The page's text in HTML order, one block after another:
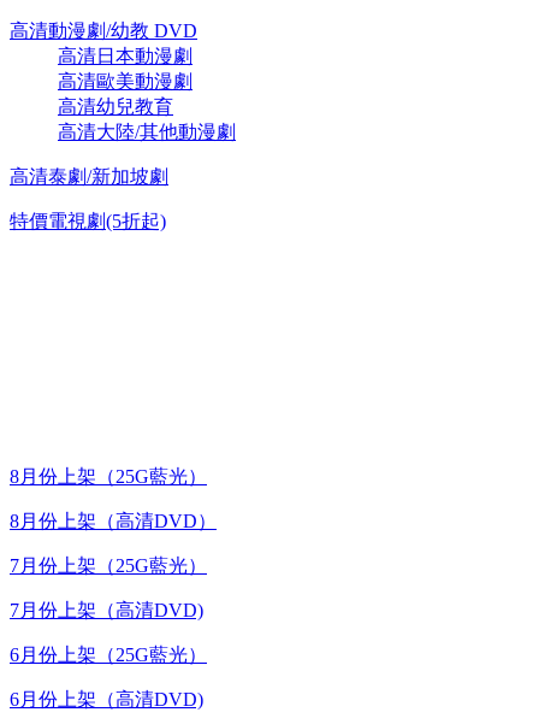
高清動漫劇/幼教 DVD
高清日本動漫劇
高清歐美動漫劇
高清幼兒教育
高清大陸/其他動漫劇
高清泰劇/新加坡劇
特價電視劇(5折起)
8月份上架（25G藍光）
8月份上架（高清DVD）
7月份上架（25G藍光）
7月份上架（高清DVD)
6月份上架（25G藍光）
6月份上架（高清DVD)